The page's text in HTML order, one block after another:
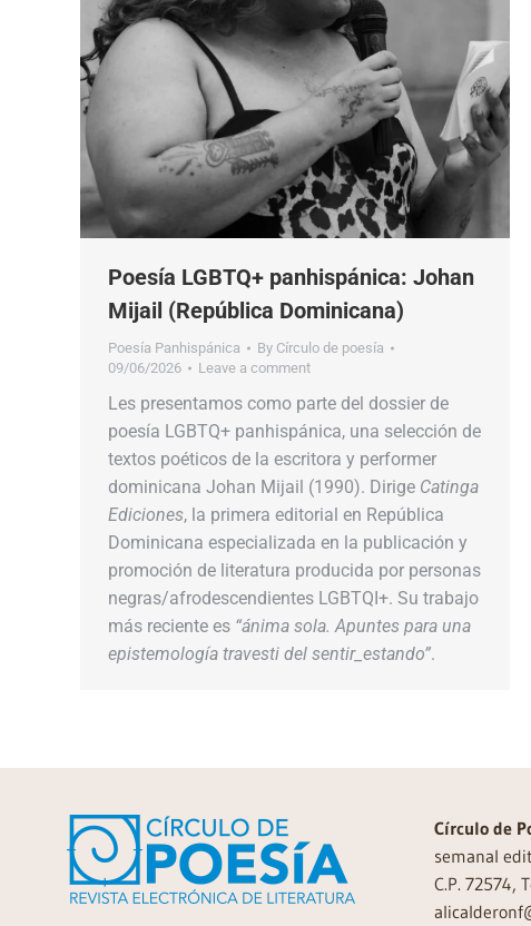
Poesía LGBTQ+ panhispánica: Johan
Mijail (República Dominicana)
Poesía Panhispánica By Círculo de poesía
09/06/2026
Leave a comment
Les presentamos como parte del dossier de
poesía LGBTQ+ panhispánica, una selección de
textos poéticos de la escritora y performer
dominicana Johan Mijail (1990). Dirige Catinga
Ediciones, la primera editorial en República
Dominicana especializada en la publicación y
promoción de literatura producida por personas
negras/afrodescendientes LGBTQI+. Su trabajo
más reciente es “ánima sola. Apuntes para una
epistemología travesti del sentir_estando”.
Círculo de
semanal
C.P. 72574,